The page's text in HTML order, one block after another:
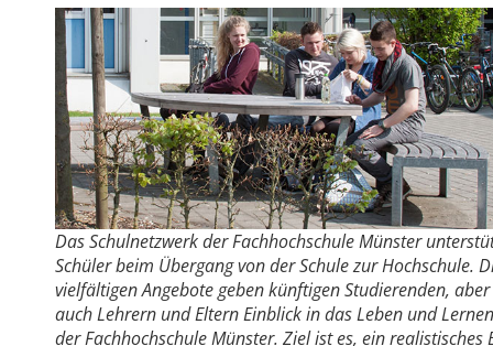
Das Schulnetzwerk der Fachhochschule Münster
Schüler beim Übergang von der Schule zur Hochschule.
vielfältigen Angebote geben künftigen Studierenden, aber
auch Lehrern und Eltern Einblick in das Leben und
der Fachhochschule Münster. Ziel ist es, ein realistisches